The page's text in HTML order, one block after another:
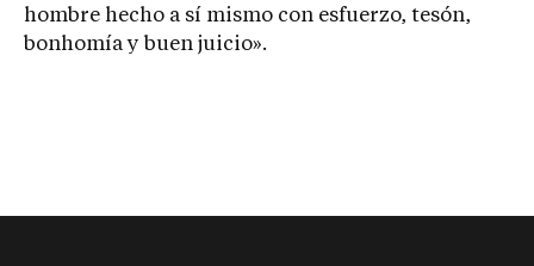
hombre hecho a sí mismo con esfuerzo, tesón,
bonhomía y buen juicio».